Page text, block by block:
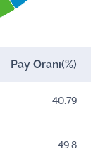
Pay Oranı(%)
40.79
49.8